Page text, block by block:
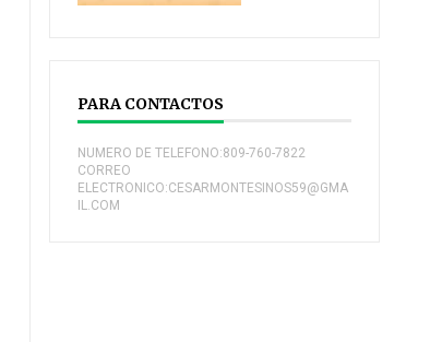
PARA CONTACTOS
NUMERO DE TELEFONO:809-760-7822
CORREO
ELECTRONICO:CESARMONTESINOS59@GMA
IL.COM